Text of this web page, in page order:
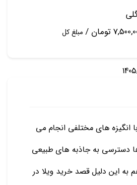
مبلغ کل
انگیزه های مختلفی انجام می
دسترسی به جاذبه های طبیعی
به این دلیل قصد خرید ویلا در